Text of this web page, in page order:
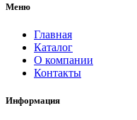
Меню
Главная
Каталог
О компании
Контакты
Информация